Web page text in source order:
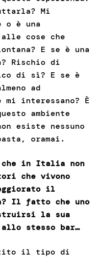
Mi
o è una
cose che
E se è una
Rischio di
di sì? E se è
ad
mi interessano? È
ambiente
esiste nessuno
oramai.
in Italia non
che vivono
il
Il fatto che uno
la sua
allo stesso bar…
il tipo di